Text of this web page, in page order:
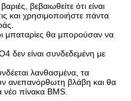
βεβαιωθείτε ότι είναι
και χρησιμοποιήστε πάντα
μπαταρίες θα μπορούσαν να
δεν είναι συνδεδεμένη με
λανθασμένα, τα
ανεπανόρθωτη βλάβη και θα
νέο πίνακα BMS.